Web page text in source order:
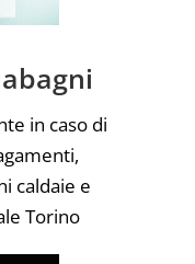
in caso di
caldaie e
Torino